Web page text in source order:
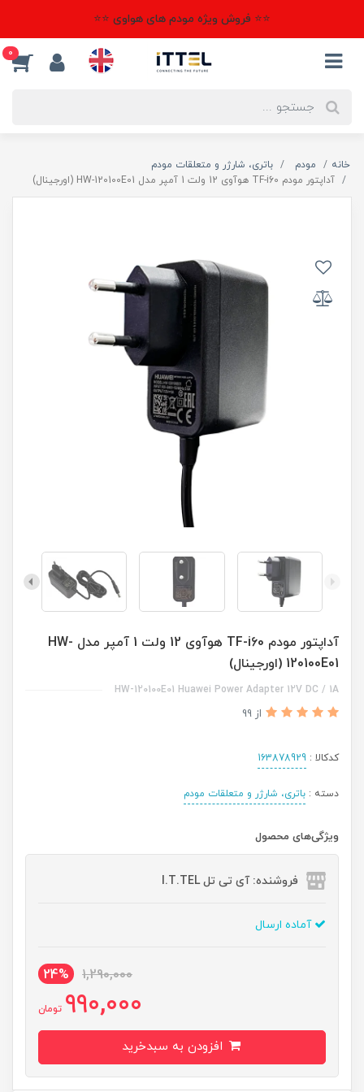
⭐⭐ فروش ویژه مودم های هواوی ⭐⭐
0
خانه مودم
باتری، شارژر و متعلقات مودم
آداپتور مودم TF-i60 هوآوی 12 ولت 1 آمپر مدل HW-120100E01 (اورجینال)
آداپتور مودم TF-i60 هوآوی 12 ولت 1 آمپر مدل HW-
120100E01 (اورجینال)
HW-120100E01 Huawei Power Adapter 12V DC / 1A
از 99
کدکالا : 163878929
دسته : باتری، شارژر و متعلقات مودم
ویژگی‌های محصول
فروشنده: آی تی تل I.T.TEL
آماده ارسال
1,290,000
24%
990,000 تومان